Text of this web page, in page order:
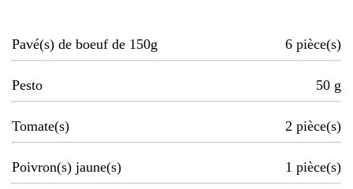
Pavé(s) de boeuf de 150g 6 pièce(s)
Pesto 50 g
Tomate(s) 2 pièce(s)
Poivron(s) jaune(s) 1 pièce(s)